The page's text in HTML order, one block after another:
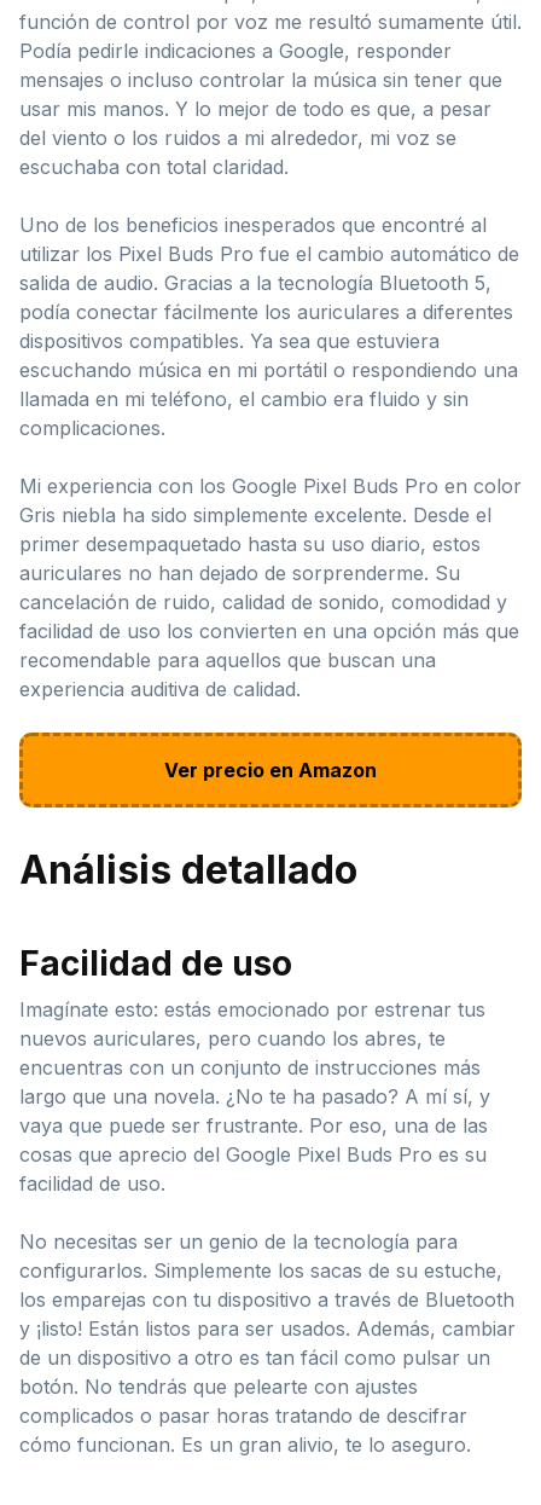
función de control por voz me resultó sumamente útil.
Podía pedirle indicaciones a Google, responder
mensajes o incluso controlar la música sin tener que
usar mis manos. Y lo mejor de todo es que, a pesar
del viento o los ruidos a mi alrededor, mi voz se
escuchaba con total claridad.
Uno de los beneficios inesperados que encontré al
utilizar los Pixel Buds Pro fue el cambio automático de
salida de audio. Gracias a la tecnología Bluetooth 5,
podía conectar fácilmente los auriculares a diferentes
dispositivos compatibles. Ya sea que estuviera
escuchando música en mi portátil o respondiendo una
llamada en mi teléfono, el cambio era fluido y sin
complicaciones.
Mi experiencia con los Google Pixel Buds Pro en color
Gris niebla ha sido simplemente excelente. Desde el
primer desempaquetado hasta su uso diario, estos
auriculares no han dejado de sorprenderme. Su
cancelación de ruido, calidad de sonido, comodidad y
facilidad de uso los convierten en una opción más que
recomendable para aquellos que buscan una
experiencia auditiva de calidad.
Ver precio en Amazon
Análisis detallado
Facilidad de uso
Imagínate esto: estás emocionado por estrenar tus
nuevos auriculares, pero cuando los abres, te
encuentras con un conjunto de instrucciones más
largo que una novela. ¿No te ha pasado? A mí sí, y
vaya que puede ser frustrante. Por eso, una de las
cosas que aprecio del Google Pixel Buds Pro es su
facilidad de uso.
No necesitas ser un genio de la tecnología para
configurarlos. Simplemente los sacas de su estuche,
los emparejas con tu dispositivo a través de Bluetooth
y ¡listo! Están listos para ser usados. Además, cambiar
de un dispositivo a otro es tan fácil como pulsar un
botón. No tendrás que pelearte con ajustes
complicados o pasar horas tratando de descifrar
cómo funcionan. Es un gran alivio, te lo aseguro.